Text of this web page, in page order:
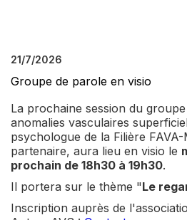
21/7/2026
Groupe de parole en visio
La prochaine session du
anomalies vasculaires
psychologue de la Filière
partenaire, aura lieu en visio le
prochain de 18h30 à 19h30.
Il portera sur le thème "Le
Inscription auprès de